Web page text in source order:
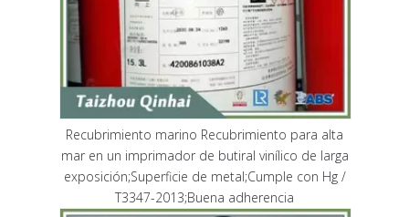
Recubrimiento marino Recubrimiento para alta
mar en un imprimador de butiral vinílico de larga
exposición;Superficie de metal;Cumple con Hg /
T3347-2013;Buena adherencia